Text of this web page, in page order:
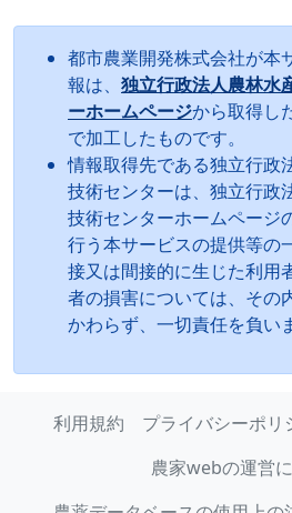
都市農業開発株式会社が本
報は、 独立行政法人農林水
ーホームページから取得し
で加工したものです。
情報取得先である独立行政
技術センターは、独立行政
技術センターホームページ
行う本サービスの提供等の
接又は間接的に生じた利用
者の損害については、その
かわらず、一切責任を負い
利用規約 プライバシーポリ
農家webの運営